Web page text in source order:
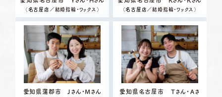
（ 名古屋店 ／結婚指輪・ワックス） （名古屋店 ／結婚指輪・ワックス）
愛知県蒲郡市 Jさん・Mさん
愛知県名古屋市 Ｔさん・Ａさ